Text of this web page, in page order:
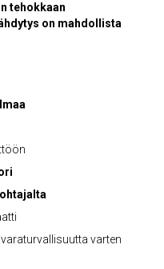
tehokkaan
on mahdollista
varten